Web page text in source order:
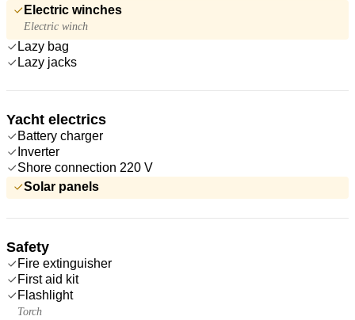
Electric winches
Electric winch
Lazy bag
Lazy jacks
Yacht electrics
Battery charger
Inverter
Shore connection 220 V
Solar panels
Safety
Fire extinguisher
First aid kit
Flashlight
Torch